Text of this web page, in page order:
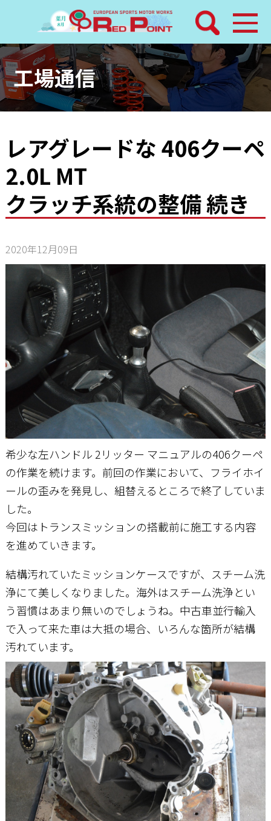
検索
ホーム
トピックス
レッドポイントパーツ
その他サービス
工場通信
お問い合わせ
工場通信
レアグレードな 406クーペ
2.0L MT
クラッチ系統の整備 続き
2020年12月09日
希少な左ハンドル 2リッター マニュアルの406クーペ
の作業を続けます。前回の作業において、フライホイ
ールの歪みを発見し、組替えるところで終了していま
した。
今回はトランスミッションの搭載前に施工する内容
を進めていきます。
結構汚れていたミッションケースですが、スチーム洗
浄にて美しくなりました。海外はスチーム洗浄とい
う習慣はあまり無いのでしょうね。中古車並行輸入
で入って来た車は大抵の場合、いろんな箇所が結構
汚れています。